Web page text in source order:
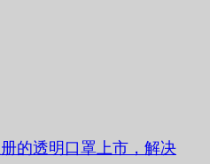
的透明口罩上市，解决